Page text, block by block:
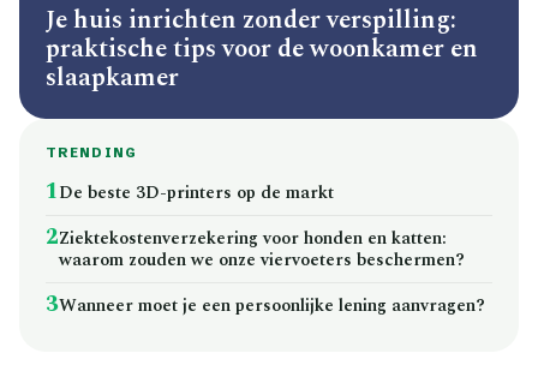
Je huis inrichten zonder verspilling:
praktische tips voor de woonkamer en
slaapkamer
TRENDING
1De beste 3D-printers op de markt
2Ziektekostenverzekering voor honden en katten:
waarom zouden we onze viervoeters beschermen?
3Wanneer moet je een persoonlijke lening aanvragen?